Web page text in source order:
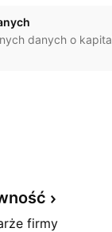
danych o
firmy